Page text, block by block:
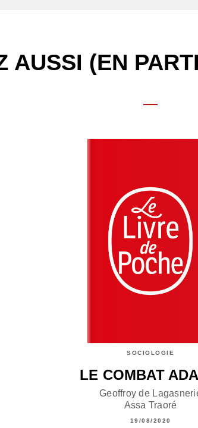
AUSSI (EN
SOCIOLOGIE
LE COMBAT
Geoffroy de
Assa Traoré
19/08/2020